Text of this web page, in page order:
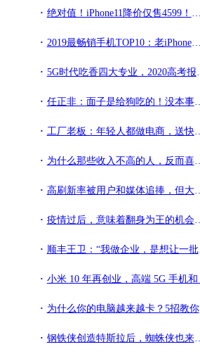
绝对值！iPhone11降价仅售4599！网友:最便宜的A13芯片手机
2019最畅销手机TOP10：老iPhone依然热销，国产手机仅一款入榜
5G时代吃香四大专业，2020高考报考不可错过
任正非：面子是给狗吃的！没本事的人，才处处在乎面子
工厂老板：年轻人都做电商，送快递送外卖开滴滴了，还有未来吗
为什么那些收入不高的人，反而喜欢买苹果手机。
高刷新率被用户和媒体追捧，但大厂为啥就不用？
疫情过后，意味着翻身为王的机会来了，你能抓住吗？
顺丰王卫：“我做企业，是想让一批人得到有尊严的生活”
小米 10 年再创业，高端 5G 手机和 AIoT 有多少机会？
为什么你的电脑越来越卡？5招教你消灭卡顿
钢铁侠创造特斯拉后，蜘蛛侠也来做设计｜一种全新的车灯设计理念